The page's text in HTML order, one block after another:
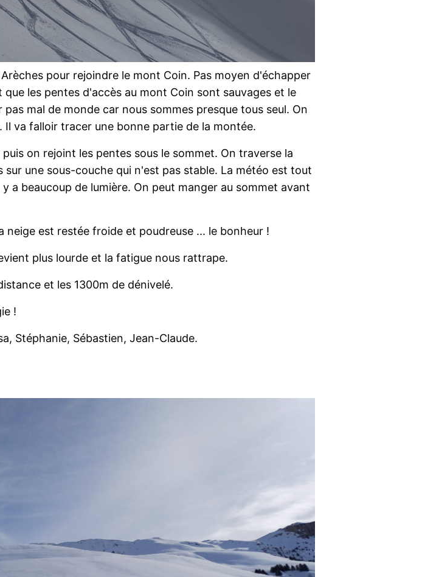
pour rejoindre le mont Coin. Pas moyen d'échapper
les pentes d'accès au mont Coin sont sauvages et le
mal de monde car nous sommes presque tous seul. On
va falloir tracer une bonne partie de la montée.
on rejoint les pentes sous le sommet. On traverse la
une sous-couche qui n'est pas stable. La météo est tout
a beaucoup de lumière. On peut manger au sommet avant
est restée froide et poudreuse ... le bonheur !
plus lourde et la fatigue nous rattrape.
et les 1300m de dénivelé.
!
Stéphanie, Sébastien, Jean-Claude.